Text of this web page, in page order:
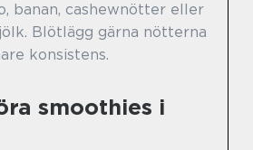
banan, cashewnötter eller
Blötlägg gärna nötterna
konsistens.
smoothies i